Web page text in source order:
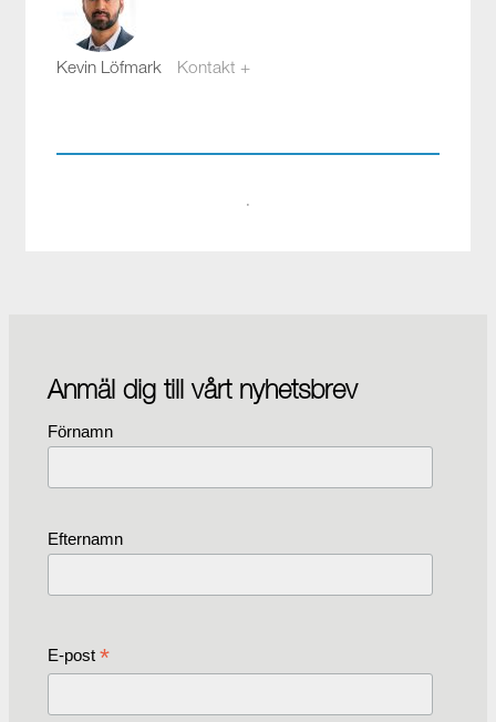
Kevin Löfmark Kontakt +
·
Anmäl dig till vårt nyhetsbrev
Förnamn
Efternamn
E-post *